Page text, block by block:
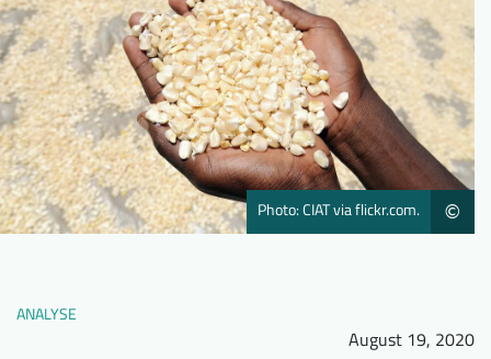
Blog
Downloads Wer wir sind
FAQ Newsletter
Kontakt
©
Photo: CIAT via flickr.com.
ANALYSE
August 19, 2020